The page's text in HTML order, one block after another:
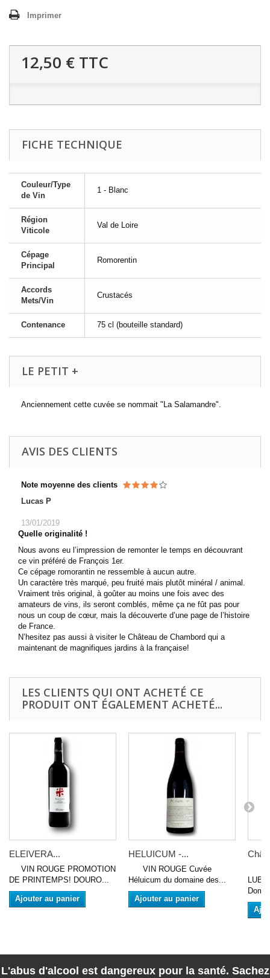
Imprimer
12,50 € TTC
FICHE TECHNIQUE
Couleur/Type
de Vin
1 - Blanc
Région
Viticole
Val de Loire
Cépage
Principal
Romorentin
Accords
Mets/Vin
Crustacés
Contenance 75 cl (bouteille standard)
LE PETIT +
Anciennement cette cuvée se nommait "La Salamandre".
AVIS DES CLIENTS
Note moyenne des clients
Lucas P
13/01/2019
Quelle originalité !
Nous avons eu l’impression de remonter le temps en découvrant
ce vin préféré de François 1er.
Ce cépage romorantin ne ressemble à aucun autre.
Un caractère très marqué, peu fruité mais plutôt minéral / animal.
Vraiment très original, à goûter au moins une fois avec des
amateurs de vins, ils seront comblés, même ça ne fût pas pour
nous un coup de cœur, mais la découverte d’une page de l’histoire
de France.
N’hesitez pas aussi à visiter le Château de Chambord qui a
maintenant de magnifiques jardins à la française!
LES CLIENTS QUI ONT ACHETÉ CE
PRODUIT ONT ÉGALEMENT ACHETÉ...
ELEIVERA...
VIN ROUGE PROMOTION
DE PRINTEMPS! DOURO...
Ajouter au panier
HELUICUM -...
VIN ROUGE Cuvée
Héluicum du domaine des...
Ajouter au panier
L'abus d'alcool est dangereux pour la santé. Sachez